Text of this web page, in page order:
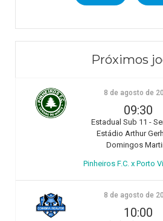
Próximos
8 de agosto de
09:30
Estadual Sub 11 -
Estádio Arthur
Domingos
Pinheiros F.C. x Porto
8 de agosto de
10:00